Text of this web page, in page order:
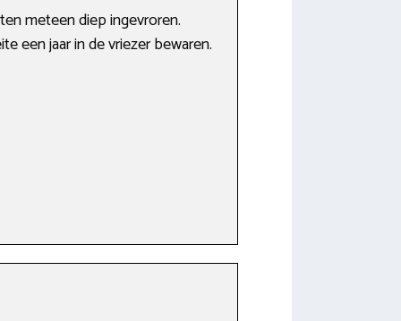
meteen diep ingevroren.
een jaar in de vriezer bewaren.